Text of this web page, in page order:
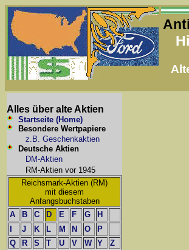
Alles über alte Aktien
Startseite (Home)
Besondere Wertpapiere
z.B. Geschenkaktien
Deutsche Aktien
DM-Aktien
RM-Aktien vor 1945
Reichsmark-Aktien (RM)
mit diesem
Anfangsbuchstaben
A
B C D E F G
H
J K L M N O
P
Q
R S T U V W Y
Z